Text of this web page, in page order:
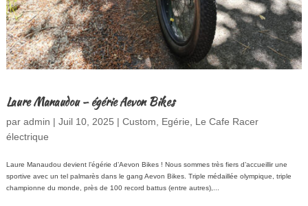
Laure Manaudou – égérie Aevon Bikes
par admin | Juil 10, 2025 | Custom, Egérie, Le Cafe Racer
électrique
Laure Manaudou devient l’égérie d’Aevon Bikes ! Nous sommes très fiers d’accueillir une
sportive avec un tel palmarès dans le gang Aevon Bikes. Triple médaillée olympique, triple
championne du monde, près de 100 record battus (entre autres),...